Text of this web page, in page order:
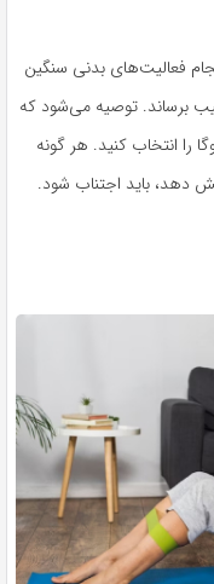
فعالیت‌های بدنی سنگین
برساند. توصیه می‌شود که
را انتخاب کنید. هر گونه
دهد، باید اجتناب شود.